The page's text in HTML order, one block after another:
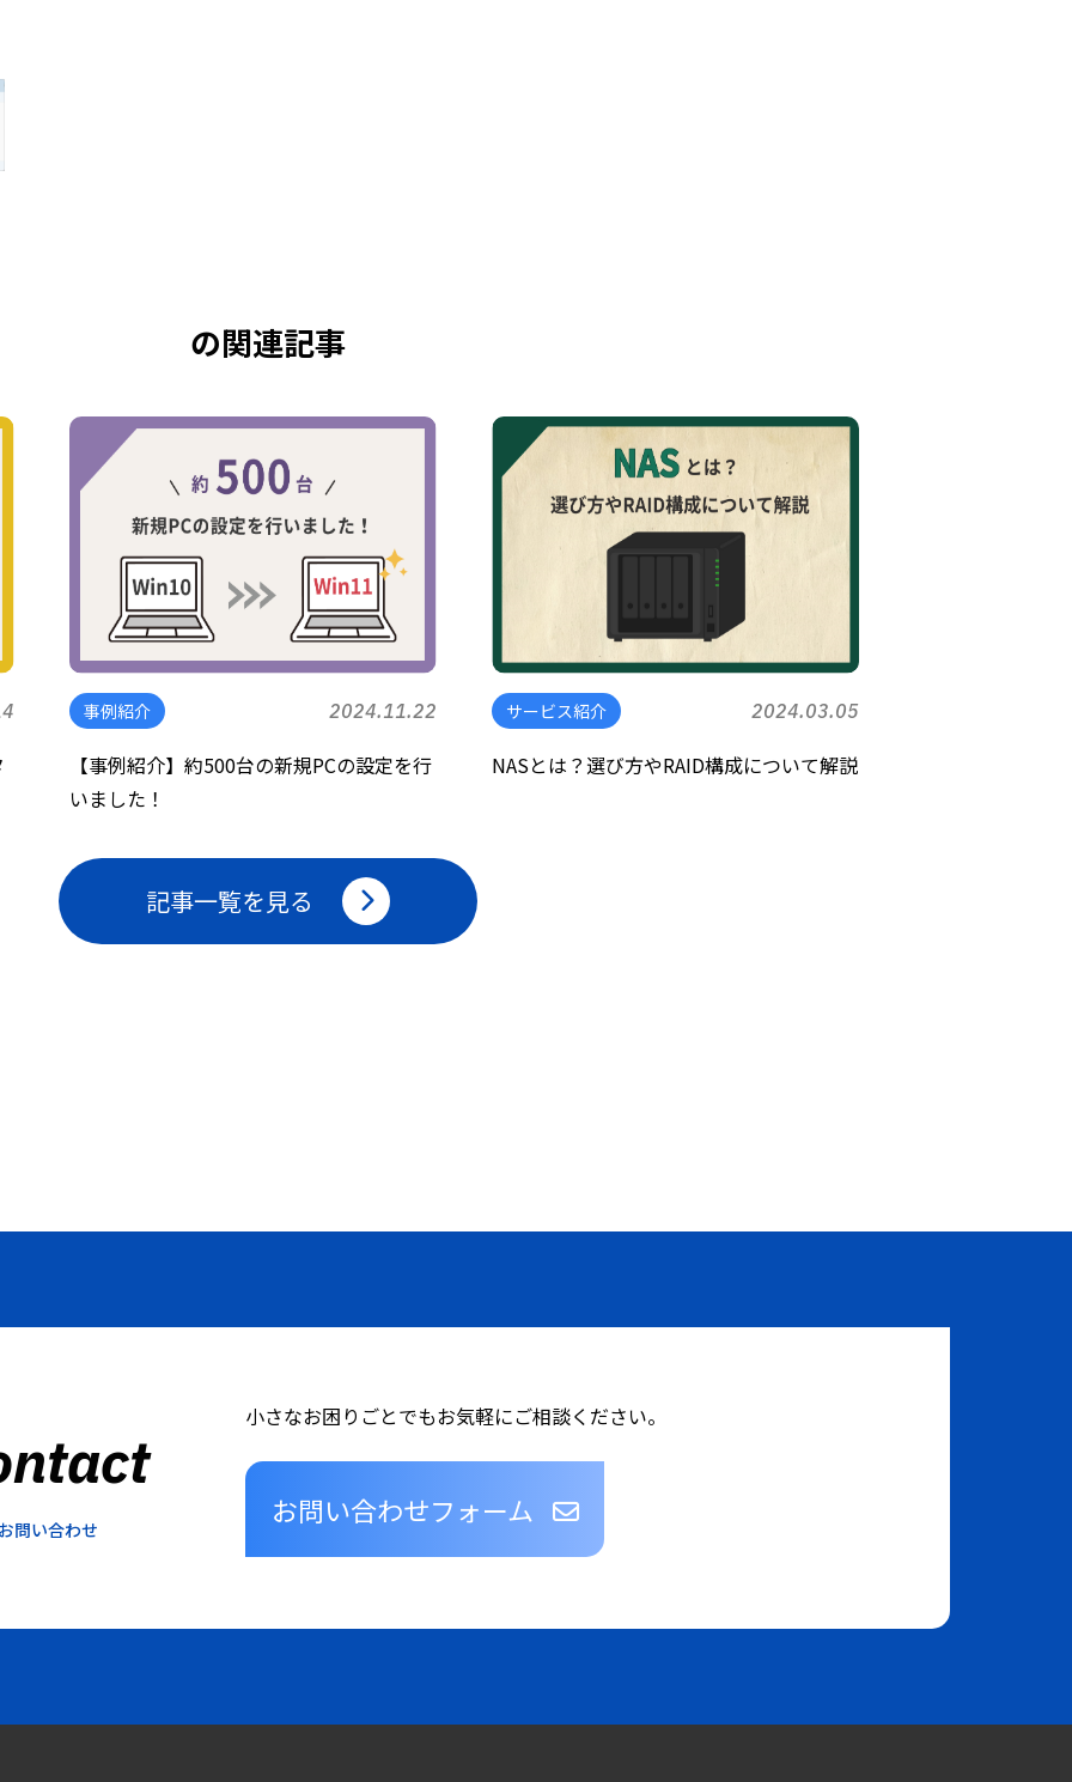
の関連記事
事例紹介 2024.11.22
【事例紹介】約500台の新規PCの設定を行
いました！
サービス紹介 2024.03.05
NASとは？選び方やRAID構成について解説
記事一覧を見る
問い合わせ
小さなお困りごとでもお気軽にご相談ください。
お問い合わせフォーム